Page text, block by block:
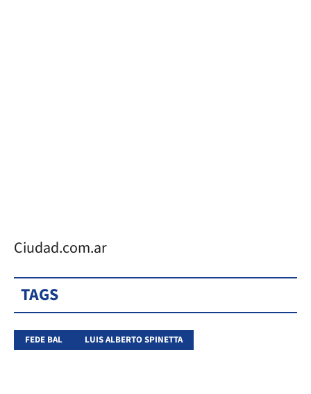
Ciudad.com.ar
TAGS
FEDE BAL LUIS ALBERTO SPINETTA